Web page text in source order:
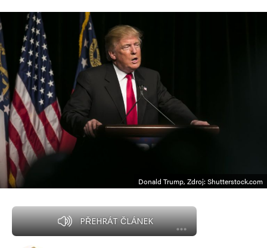
Donald Trump, Zdroj: Shutterstock.com
PŘEHRÁT ČLÁNEK